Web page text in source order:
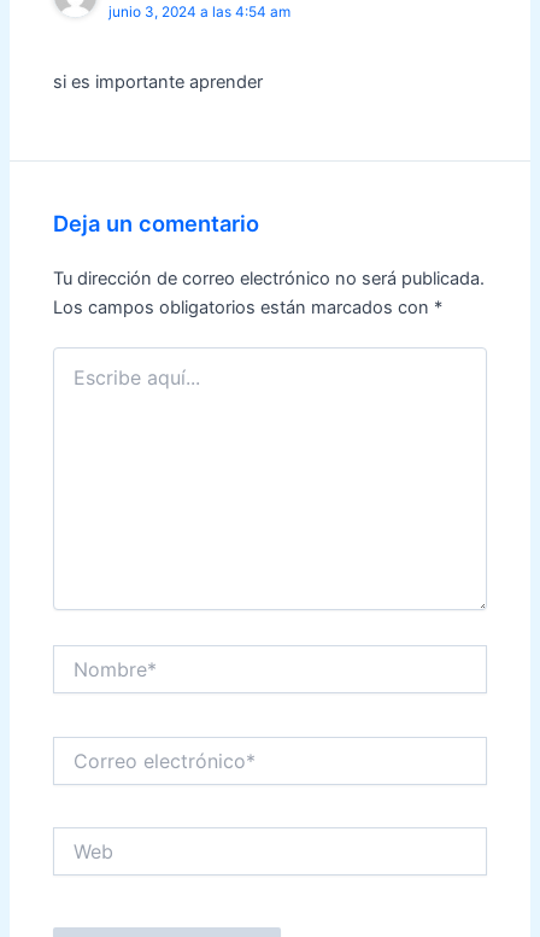
junio 3, 2024 a las 4:54 am
si es importante aprender
Deja un comentario
Tu dirección de correo electrónico no será publicada.
Los campos obligatorios están marcados con *
Escribe
aquí...
electrónico*